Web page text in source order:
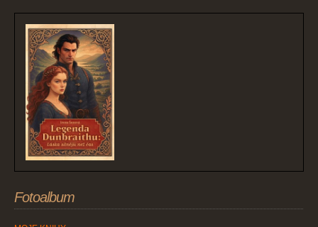
Fotoalbum